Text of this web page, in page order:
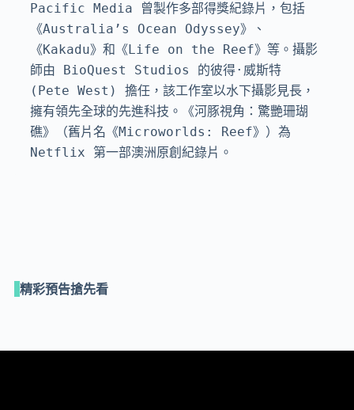
Pacific Media 曾製作多部得獎紀錄片，包括
《Australia’s Ocean Odyssey》、
《Kakadu》和《Life on the Reef》等。攝影
師由 BioQuest Studios 的彼得·威斯特
(Pete West) 擔任，該工作室以水下攝影見長，
擁有領先全球的先進科技。《河豚視角：驚艷珊瑚
礁》（舊片名《Microworlds: Reef》）為
Netflix 第一部澳洲原創紀錄片。
精彩預告搶先看